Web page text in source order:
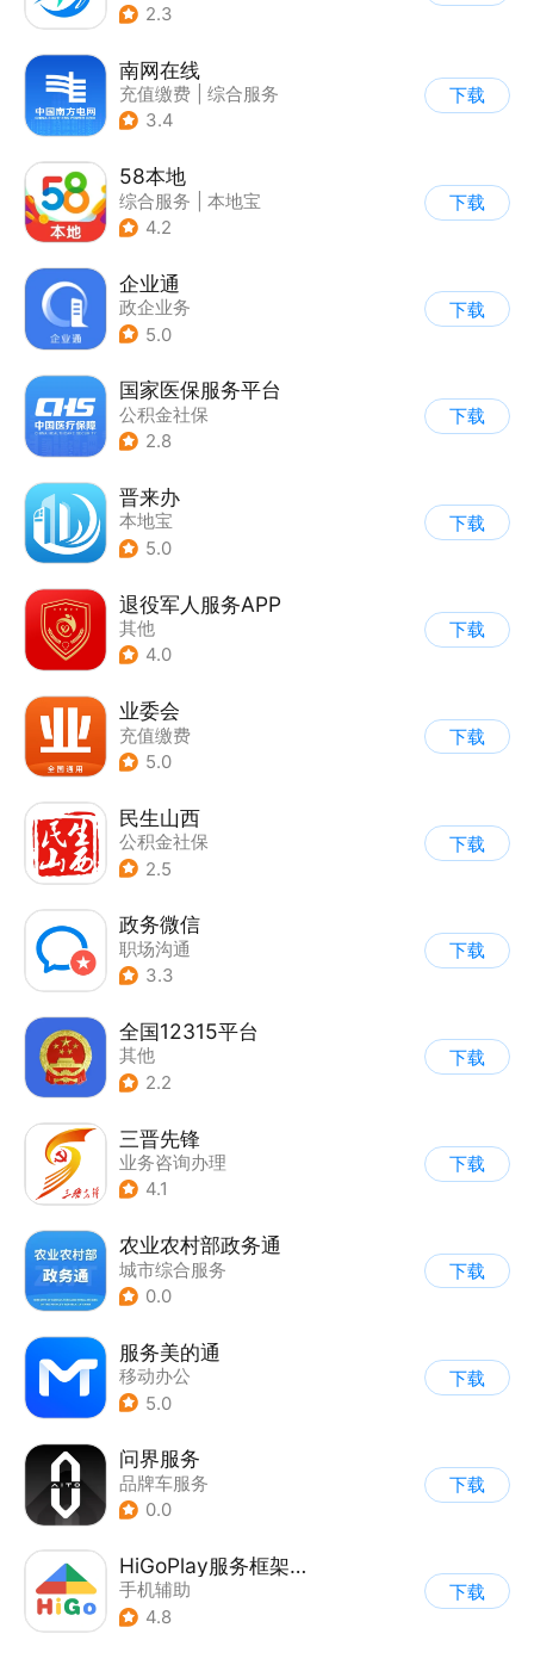
2.3
南网在线
充值缴费
综合服务
3.4
下载
58本地
综合服务
本地宝
4.2
下载
企业通
政企业务
5.0
下载
国家医保服务平台
公积金社保
2.8
下载
晋来办
本地宝
5.0
下载
退役军人服务APP
其他
4.0
下载
业委会
充值缴费
5.0
下载
民生山西
公积金社保
2.5
下载
政务微信
职场沟通
3.3
下载
全国12315平台
其他
2.2
下载
三晋先锋
业务咨询办理
4.1
下载
农业农村部政务通
城市综合服务
0.0
下载
服务美的通
移动办公
5.0
下载
问界服务
品牌车服务
0.0
下载
HiGoPlay服务框架安装器
手机辅助
4.8
下载